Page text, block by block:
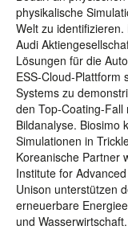
physikalische
Welt zu identifizieren.
Audi
Lösungen für die
ESS-Cloud-Plattform
Systems zu
den Top-Coating-
Bildanalyse. Biosimo
Simulationen in
Koreanische Partner
Institute for
Unison unterstützen
erneuerbare
und Wasserwirtschaft.